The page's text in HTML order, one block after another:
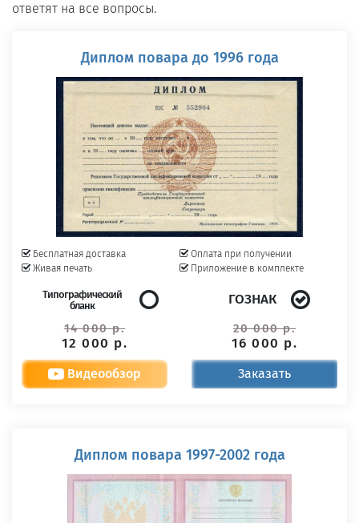
ответят на все вопросы.
Диплом повара до 1996 года
Бесплатная доставка
Живая печать
Оплата при получении
Приложение в комплекте
Типографический
бланк
14 000 р.
12 000 р.
ГОЗНАК
20 000 р.
16 000 р.
Видеообзор Заказать
Диплом повара 1997-2002 года